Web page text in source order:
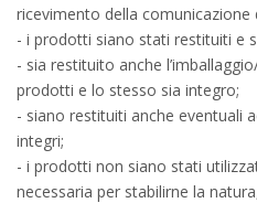
ricevimento della comunicazione
- i prodotti siano stati restituiti e
- sia restituito anche
prodotti e lo stesso sia integro;
- siano restituiti anche eventuali
integri;
- i prodotti non siano stati
necessaria per stabilirne la